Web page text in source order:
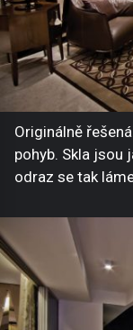
Originálně
pohyb. Skla jsou
odraz se tak